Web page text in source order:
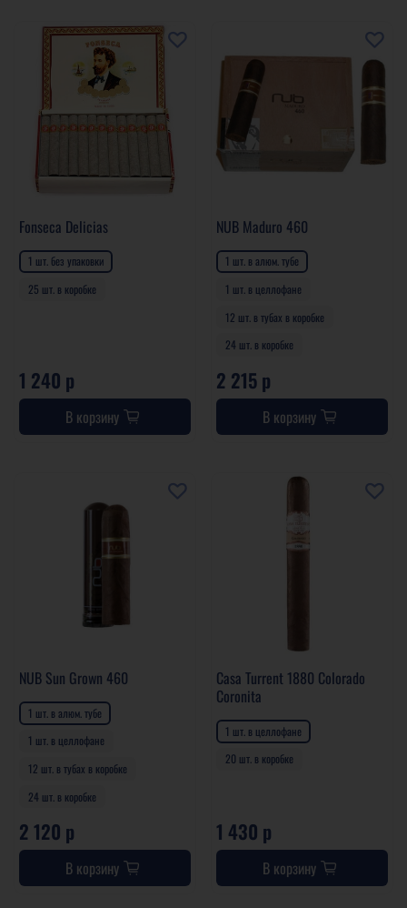
Fonseca Delicias
1 шт. без упаковки
25 шт. в коробке
1 240 р
В корзину
NUB Maduro 460
1 шт. в алюм. тубе
1 шт. в целлофане
12 шт. в тубах в коробке
24 шт. в коробке
2 215 р
В корзину
NUB Sun Grown 460
1 шт. в алюм. тубе
1 шт. в целлофане
12 шт. в тубах в коробке
24 шт. в коробке
2 120 р
В корзину
Casa Turrent 1880 Colorado
Coronita
1 шт. в целлофане
20 шт. в коробке
1 430 р
В корзину